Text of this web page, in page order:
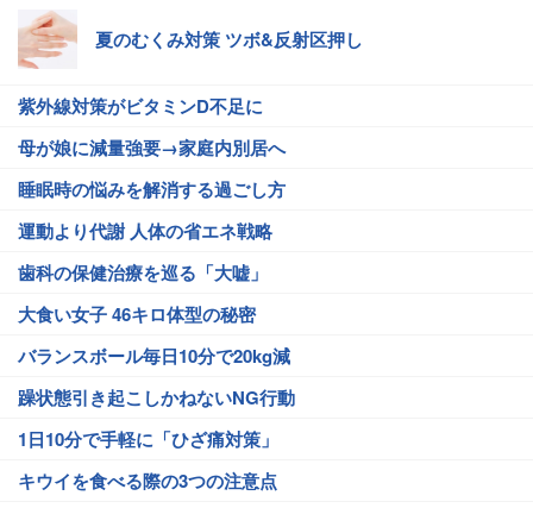
夏のむくみ対策 ツボ&反射区押し
紫外線対策がビタミンD不足に
母が娘に減量強要→家庭内別居へ
睡眠時の悩みを解消する過ごし方
運動より代謝 人体の省エネ戦略
歯科の保健治療を巡る「大嘘」
大食い女子 46キロ体型の秘密
バランスボール毎日10分で20kg減
躁状態引き起こしかねないNG行動
1日10分で手軽に「ひざ痛対策」
キウイを食べる際の3つの注意点